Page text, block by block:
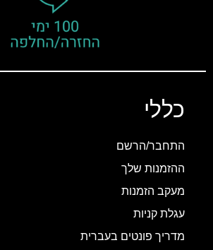
כללי
התחבר/הרשם
ההזמנות שלך
מעקב הזמנות
עגלת קניות
מדריך פונטים בעברית